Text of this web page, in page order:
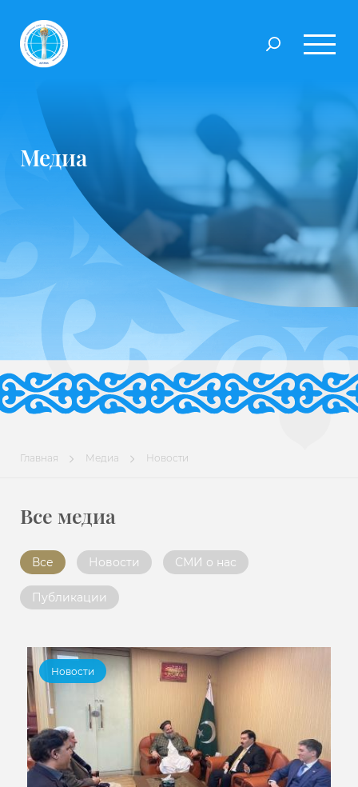
Медиа
Главная Медиа Новости
Все медиа
Все Новости СМИ о нас
Публикации
Новости